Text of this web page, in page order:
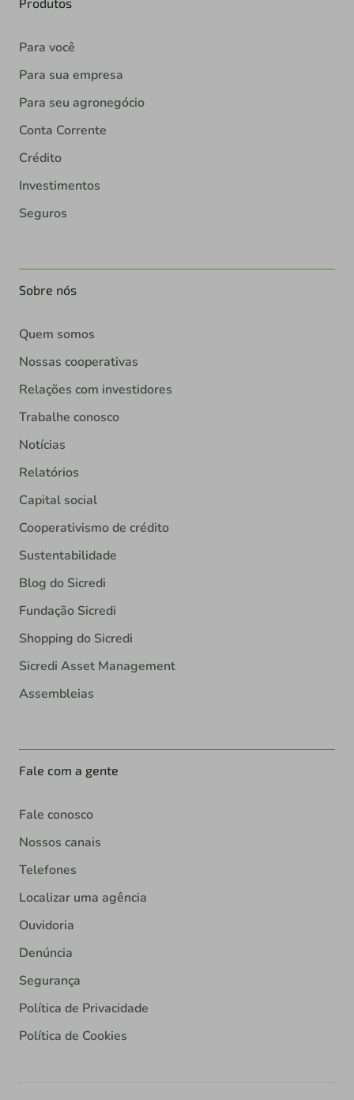
Para você
Para sua empresa
Para seu agronegócio
Conta Corrente
Crédito
Investimentos
Seguros
Sobre nós
Quem somos
Nossas cooperativas
Relações com investidores
Trabalhe conosco
Notícias
Relatórios
Capital social
Cooperativismo de crédito
Sustentabilidade
Blog do Sicredi
Fundação Sicredi
Shopping do Sicredi
Sicredi Asset Management
Assembleias
Fale com a gente
Fale conosco
Nossos canais
Telefones
Localizar uma agência
Ouvidoria
Denúncia
Segurança
Política de Privacidade
Política de Cookies